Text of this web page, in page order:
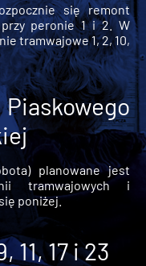
się remont
peronie 1 i 2. W
tramwajowe 1, 2, 10,
planowane jest
tramwajowych i
poniżej.
17 i 23